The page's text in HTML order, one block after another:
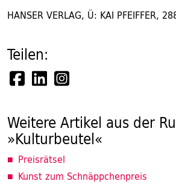
HANSER VERLAG, Ü: KAI PFEIFFER,
Teilen:
Weitere Artikel aus der
»Kulturbeutel«
Preisrätsel
Kunst zum Schnäppchenpreis